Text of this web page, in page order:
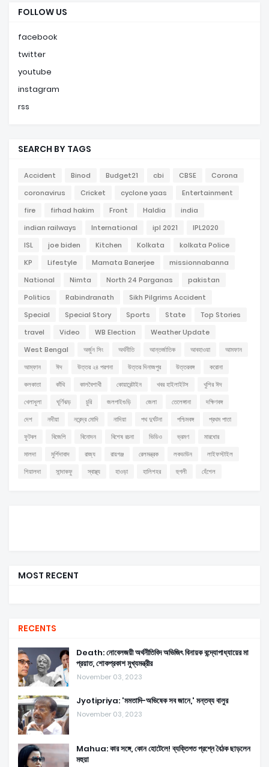
FOLLOW US
facebook
twitter
youtube
instagram
rss
SEARCH BY TAGS
Accident Binod Budget21 cbi CBSE
Corona
coronavirus
Cricket cyclone yaas
Entertainment
fire
firhad hakim Front Haldia
india
indian railways
International ipl 2021
IPL2020
ISL
joe biden Kitchen Kolkata
kolkata Police
KP
Lifestyle Mamata Banerjee
missionnabanna
National
Nimta North 24 Parganas
pakistan
Politics
Rabindranath
Sikh Pilgrims Accident
Special
Special Story Sports State
Top Stories
travel
Video WB Election
Weather Update
West Bengal
অর্জুন সিং অর্থনীতি আন্তর্জাতিক আবহাওয়া
আমফান
আম্ফান
ঈদ উত্তর ২৪ পরগনা উত্তর দিনাজপুর উত্তরবঙ্গ
করোনা
কলকাতা
কাঁথি কালবৈশাখী কোয়ারেন্টাইন খবর হাইলাইটস
খুশির ঈদ
খেলাধুলা
ঘূর্ণিঝড় চুরি জলপাইগুড়ি জেলা তেলেঙ্গানা
দক্ষিণবঙ্গ
দেশ
নদীয়া নরেন্দ্র মোদি নাদিয়া পথ দুর্ঘটনা পশ্চিমবঙ্গ
প্রথম পাতা
ফুটবল
বিজেপি বিনোদন বিশেষ রচনা ভিডিও ভ্রমণ
মারধোর
মালদা
মুর্শিদাবাদ রাজ্য রায়গঞ্জ রেলমন্ত্রক লকডাউন
লাইফস্টাইল
শিয়ালদা
সান্দাকফু স্বাস্থ্য হাওড়া হালিশহর হুগলী হেঁশেল
MOST RECENT
RECENTS
Death: নোবেলজয়ী অর্থনীতিবিদ অভিজিৎ বিনায়ক বন্দ্যোপাধ্যায়ের মা
প্রয়াত, শোকপ্রকাশ মুখ্যমন্ত্রীর
November 03, 2023
Jyotipriya: 'মমতাদি-অভিষেক সব জানে,' মন্তব্য বালুর
November 03, 2023
Mahua: কার সঙ্গে, কোন হোটেলে! ব্যক্তিগত প্রশ্নে বৈঠক ছাড়লেন
মহুয়া